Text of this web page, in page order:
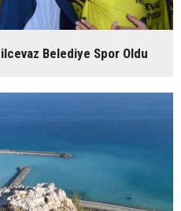
Belediye Spor Oldu